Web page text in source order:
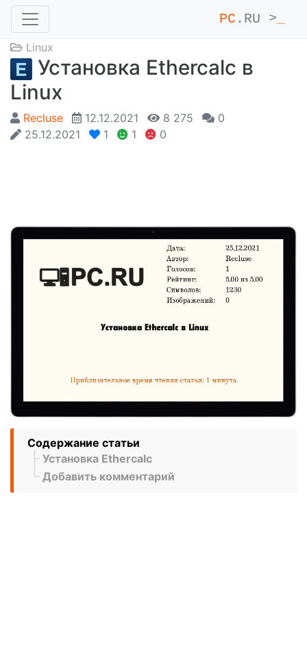
PC .RU >
Linux
Установка Ethercalc в
Linux
Recluse 12.12.2021 8 275
0
25.12.2021
1 1 0
Содержание статьи
Установка Ethercalc
Добавить комментарий